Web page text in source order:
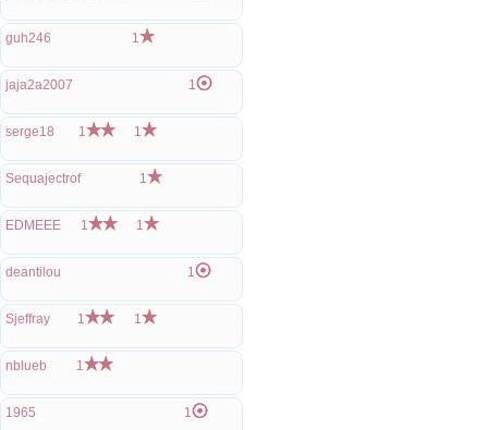
guh246 1
jaja2a2007 1
serge18 1 1
Sequajectrof 1
EDMEEE 1 1
deantilou 1
Sjeffray 1 1
nblueb 1
1965 1